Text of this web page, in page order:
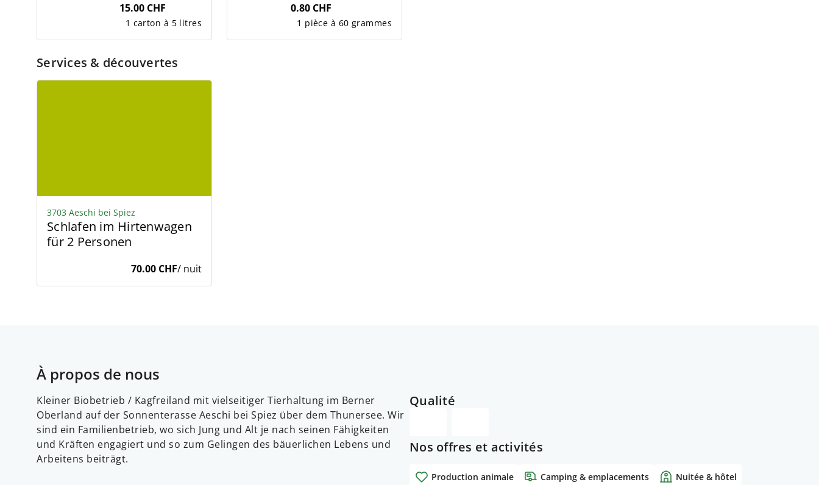
15.00 CHF
1 carton à 5 litres
0.80 CHF
1 pièce à 60 grammes
Services & découvertes
3703 Aeschi bei Spiez
Schlafen im Hirtenwagen
für 2 Personen
70.00 CHF/ nuit
À propos de nous
Kleiner Biobetrieb / Kagfreiland mit vielseitiger Tierhaltung im Berner
Oberland auf der Sonnenterasse Aeschi bei Spiez über dem Thunersee. Wir
sind ein Familienbetrieb, wo sich Jung und Alt je nach seinen Fähigkeiten
und Kräften engagiert und so zum Gelingen des bäuerlichen Lebens und
Arbeitens beiträgt.
Qualité
Nos offres et activités
Production animale Camping & emplacements Nuitée & hôtel